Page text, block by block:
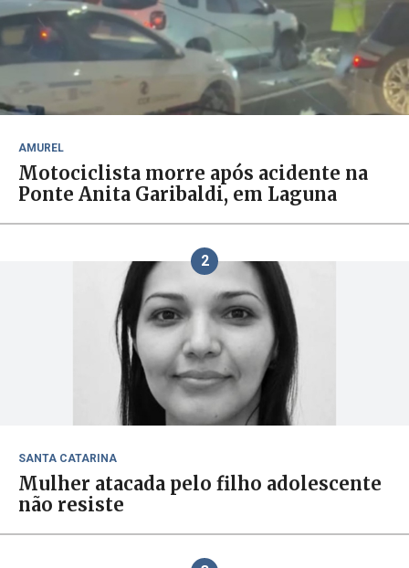
AMUREL
Motociclista morre após acidente na
Ponte Anita Garibaldi, em Laguna
2
SANTA CATARINA
Mulher atacada pelo filho adolescente
não resiste